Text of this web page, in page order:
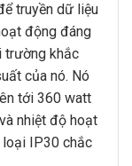
truyền dữ liệu
động đáng
trường khắc
của nó. Nó
tới 360 watt
nhiệt độ hoạt
IP30 chắc